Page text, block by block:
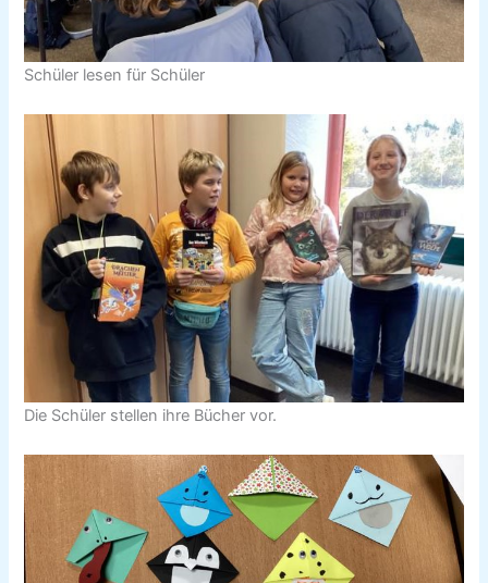
Schüler lesen für Schüler
Die Schüler stellen ihre Bücher vor.